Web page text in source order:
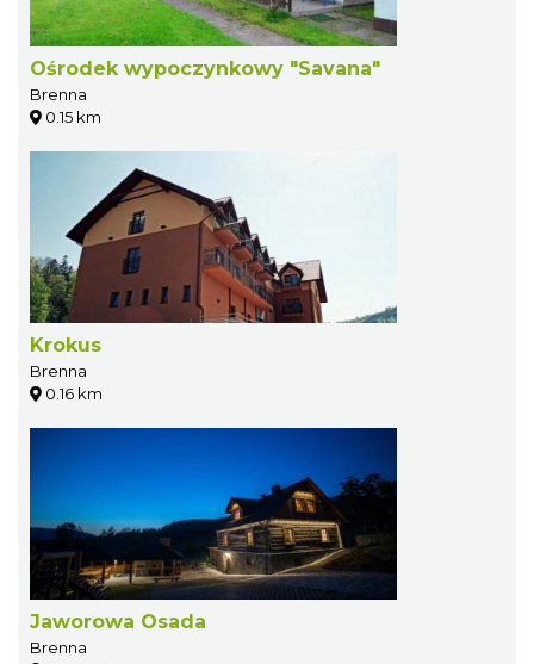
Ośrodek wypoczynkowy "Savana"
Brenna
0.15 km
Krokus
Brenna
0.16 km
Jaworowa Osada
Brenna